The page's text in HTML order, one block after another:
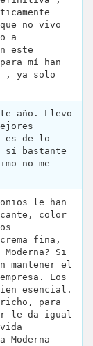
no vivo
a
este
mí han
, ya solo
año. Llevo
es de lo
sí bastante
no me
le han
color
fina,
Si
mantener el
Los
esencial.
para
le da igual
Moderna